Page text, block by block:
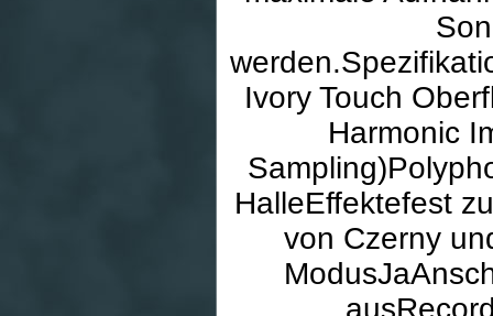
Ivory Touch
Harmonic
HalleEffektefest
von Czerny